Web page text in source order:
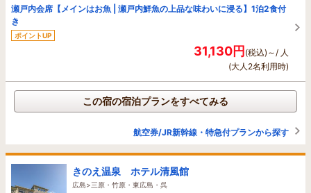
瀬戸内会席【メインはお魚 | 瀬戸内鮮魚の上品な味わいに浸る】1泊2食付
き
ポイントUP
31,130円(税込)～/ 人
(大人2名利用時)
この宿の宿泊プランをすべてみる
航空券/JR新幹線・特急付プランから探す
きのえ温泉 ホテル清風館
広島>三原・竹原・東広島・呉